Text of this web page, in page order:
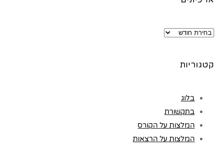
קטגוריות
בלוג
בתקשורת
המלצות על הקורס
המלצות על הרצאות